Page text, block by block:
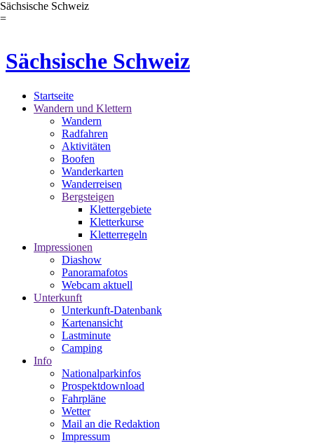
Sächsische Schweiz
=
Sächsische Schweiz
Startseite
Wandern und Klettern
Wandern
Radfahren
Aktivitäten
Boofen
Wanderkarten
Wanderreisen
Bergsteigen
Klettergebiete
Kletterkurse
Kletterregeln
Impressionen
Diashow
Panoramafotos
Webcam aktuell
Unterkunft
Unterkunft-Datenbank
Kartenansicht
Lastminute
Camping
Info
Nationalparkinfos
Prospektdownload
Fahrpläne
Wetter
Mail an die Redaktion
Impressum